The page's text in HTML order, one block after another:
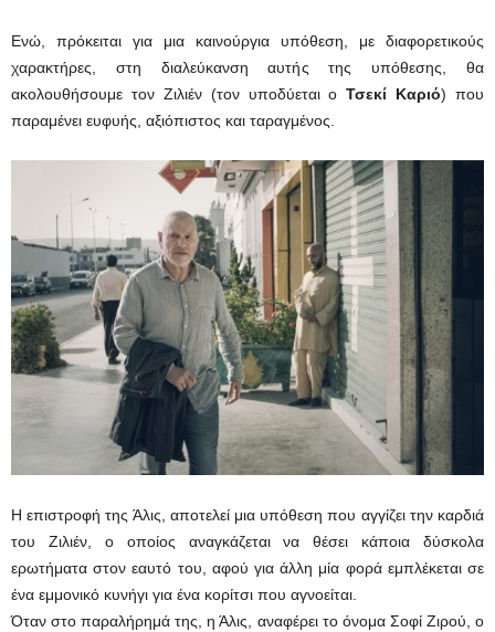
Ενώ, πρόκειται για μια καινούργια υπόθεση, με διαφορετικούς
χαρακτήρες, στη διαλεύκανση αυτής της υπόθεσης, θα
ακολουθήσουμε τον Ζιλιέν (τον υποδύεται οΤσεκί Καριό) που
παραμένει ευφυής, αξιόπιστος και ταραγμένος.
Η επιστροφή της Άλις, αποτελεί μια υπόθεση που αγγίζει την καρδιά
του Ζιλιέν, ο οποίος αναγκάζεται να θέσει κάποια δύσκολα
ερωτήματα στον εαυτό του, αφού για άλλη μία φορά εμπλέκεται σε
ένα εμμονικό κυνήγι για ένα κορίτσι που αγνοείται.
Όταν στο παραλήρημά της, η Άλις, αναφέρει το όνομα Σοφί Ζιρού, ο